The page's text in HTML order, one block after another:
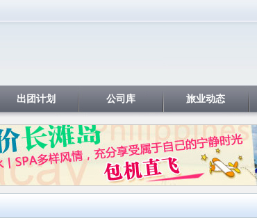
出团计划 公司库 旅业动态